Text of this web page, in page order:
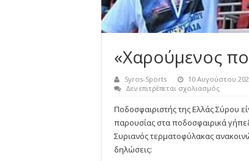
«Χαρούμενος
Syros-Sports 10 Αυγούστου
Δεν επιτρέπεται σχολιασμόςστο
που
Ποδοσφαιριστής της Ελλάς Σύρου
παρουσίας στα ποδοσφαιρικά
Συριανός τερματοφύλακας
δηλώσεις: